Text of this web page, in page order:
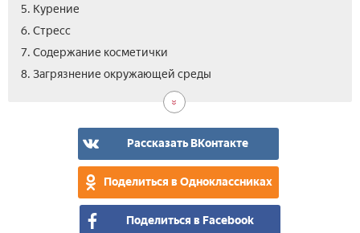
5. Курение
6. Стресс
7. Содержание косметички
8. Загрязнение окружающей среды
Рассказать ВКонтакте
Поделиться в Одноклассниках
Поделиться в Facebook